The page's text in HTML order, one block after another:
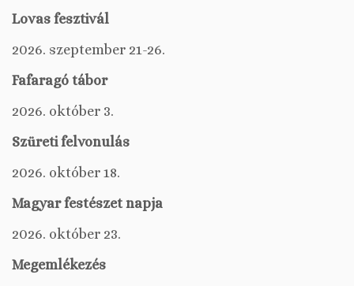
Lovas fesztivál
2026. szeptember 21-26.
Fafaragó tábor
2026. október 3.
Szüreti felvonulás
2026. október 18.
Magyar festészet napja
2026. október 23.
Megemlékezés